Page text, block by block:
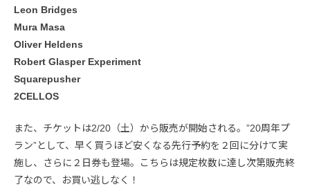
Leon Bridges
Mura Masa
Oliver Heldens
Robert Glasper Experiment
Squarepusher
2CELLOS
また、チケットは2/20（土）から販売が開始される。”20周年プ
ラン”として、早く買うほど安くなる­先行予約を２回に分けて実
施し、さらに２日券も登場。こちらは規定枚数に達し次第販売終
了なので、お買い逃しなく！